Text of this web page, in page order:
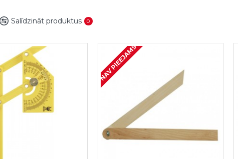
Salīdzināt produktus 0
NAV PIEEJAMS